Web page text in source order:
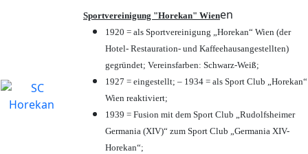
Sportvereinigung "Horekan" Wienen
1920 = als Sportvereinigung „Horekan“ Wien (der
Hotel- Restauration- und Kaffeehausangestellten)
gegründet; Vereinsfarben: Schwarz-Weiß;
1927 = eingestellt; – 1934 = als Sport Club „Horekan“
Wien reaktiviert;
1939 = Fusion mit dem Sport Club „Rudolfsheimer
Germania (XIV)“ zum Sport Club „Germania XIV-
Horekan“;